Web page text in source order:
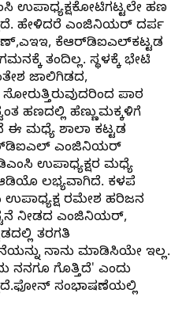
ಉಪಾಧ್ಯಕ್ಷಕೋಟಿಗಟ್ಟಲೇ ಹಣ
ಹೇಳಿದರೆ ಎಂಜಿನಿಯರ್‌ ದರ್ಪ
ಕೆಆರ್‌ಡಿಐಎಲ್‌ಕಟ್ಟಡ
ತಂದಿಲ್ಲ. ಸ್ಥಳಕ್ಕೆ ಭೇಟಿ
ಜಾಲಿಗಿಡದ,
ಪಾಠ
ಹಣದಲ್ಲಿ ಹೆಣ್ಣುಮಕ್ಕಳಿಗೆ
ಈ ಮಧ್ಯೆ ಶಾಲಾ ಕಟ್ಟಡ
ಎಂಜಿನಿಯರ್‌
ಉಪಾಧ್ಯಕ್ಷರ ಮಧ್ಯೆ
ಲಭ್ಯವಾಗಿದೆ. ಕಳಪೆ
ರಮೇಶ ಹರಿಜನ
ನೀಡದ ಎಂಜಿನಿಯರ್‌,
ತರಗತಿ
ನಾನು ಮಾಡಿಸಿಯೇ ಇಲ್ಲ.
ನನಗೂ ಗೊತ್ತಿದೆ' ಎಂದು
ಫೋನ್ ಸಂಭಾಷಣೆಯಲ್ಲಿ